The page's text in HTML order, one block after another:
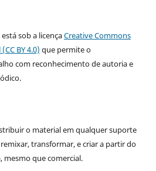
está sob a licençaCreative Commons
BY 4.0) que permite o
com reconhecimento de autoria e
o material em qualquer suporte
transformar, e criar a partir do
mesmo que comercial.